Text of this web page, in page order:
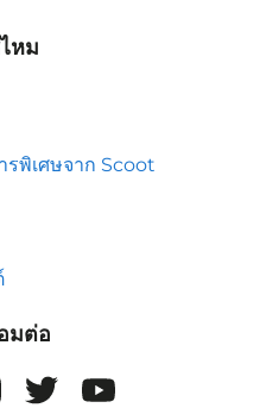
หม
รพิเศษจาก Scoot
มต่อ